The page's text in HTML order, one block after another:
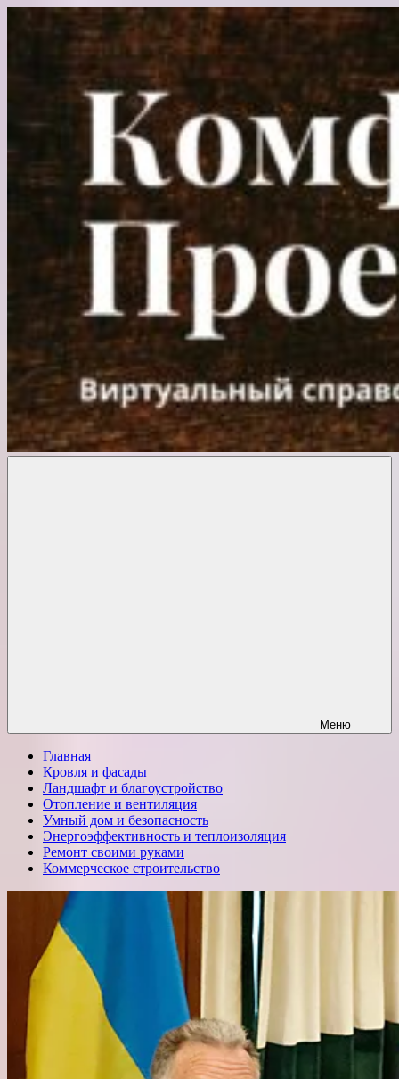
Перейти
содержимому
Меню
Главная
Кровля и фасады
Ландшафт и благоустройство
Отопление и вентиляция
Умный дом и безопасность
Энергоэффективность и теплоизоляция
Ремонт своими руками
Коммерческое строительство